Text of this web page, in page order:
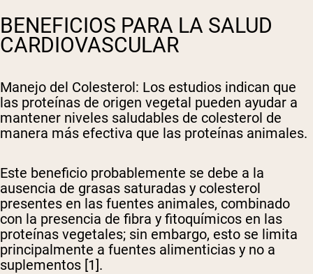
BENEFICIOS PARA LA SALUD
CARDIOVASCULAR
Manejo del Colesterol: Los estudios indican que
las proteínas de origen vegetal pueden ayudar a
mantener niveles saludables de colesterol de
manera más efectiva que las proteínas animales.
Este beneficio probablemente se debe a la
ausencia de grasas saturadas y colesterol
presentes en las fuentes animales, combinado
con la presencia de fibra y fitoquímicos en las
proteínas vegetales; sin embargo, esto se limita
principalmente a fuentes alimenticias y no a
suplementos [1].